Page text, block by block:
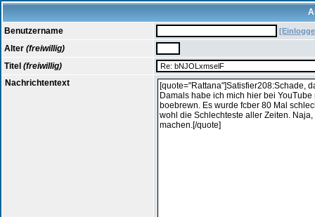
Benutzername
Alter (freiwillig)
Titel (freiwillig)
Nachrichtentext